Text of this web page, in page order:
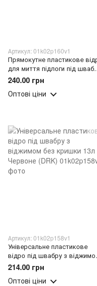
Артикул: 01k02p160v1
Прямокутне пластикове
для миття підлоги під
Алеана Гранітове 14л (DRK)
240.00 грн
Оптові ціни
Артикул: 01k02p158v1
Універсальне пластикове
відро під швабру з
без кришки 13л Червоне
(DRK)
214.00 грн
Оптові ціни